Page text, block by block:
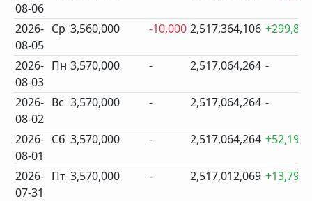
08-06
2026-
08-05
Ср 3,560,000 -10,000 2,517,364,106 +299,842
2026-
08-03
Пн 3,570,000 - 2,517,064,264 -
2026-
08-02
Вс 3,570,000 - 2,517,064,264 -
2026-
08-01
Сб 3,570,000 - 2,517,064,264 +52,195
2026-
07-31
Пт 3,570,000 - 2,517,012,069 +13,792